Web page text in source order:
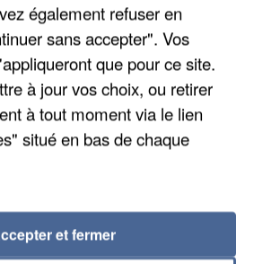
également refuser en
sans accepter". Vos
que pour ce site.
à jour vos choix, ou retirer
à tout moment via le lien
situé en bas de chaque
et fermer